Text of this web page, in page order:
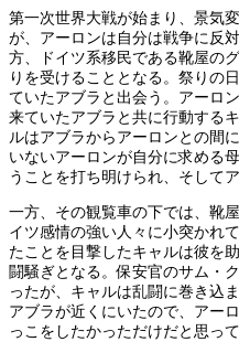
第一次世界大戦が始まり、景気
が、アーロンは自分は戦争に反
方、ドイツ系移民である靴屋の
りを受けることとなる。祭りの
ていたアブラと出会う。アーロ
来ていたアブラと共に行動する
ルはアブラからアーロンとの間
いないアーロンが自分に求める
うことを打ち明けられ、そして
一方、その観覧車の下では、靴
イツ感情の強い人々に小突かれ
たことを目撃したキャルは彼を
闘騒ぎとなる。保安官のサム・
ったが、キャルは乱闘に巻き込
アブラが近くにいたので、アー
っこをしたかっただけだと思っ